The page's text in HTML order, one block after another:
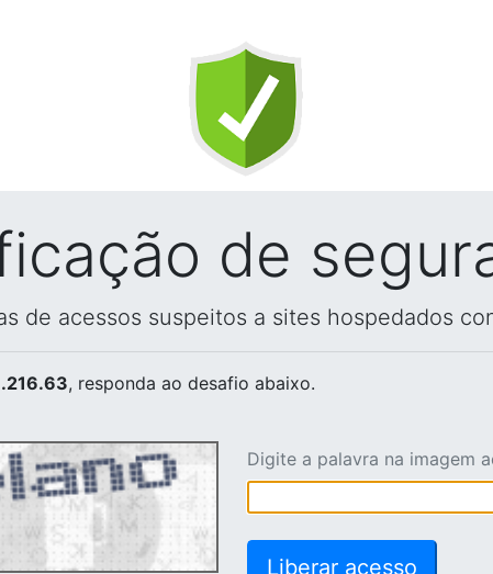
de
de acessos suspeitos a sites hospedados
, responda ao desafio abaixo.
Digite a palavra na imagem